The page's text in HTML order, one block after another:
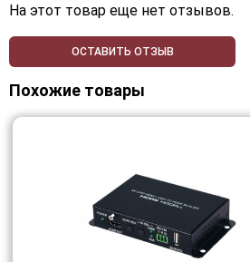
На этот товар еще нет отзывов.
ОСТАВИТЬ ОТЗЫВ
Похожие товары